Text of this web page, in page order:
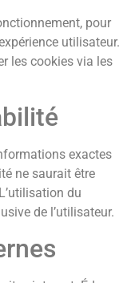
pour
utilisateur.
les cookies via les
exactes
ne saurait être
du
de l’utilisateur.